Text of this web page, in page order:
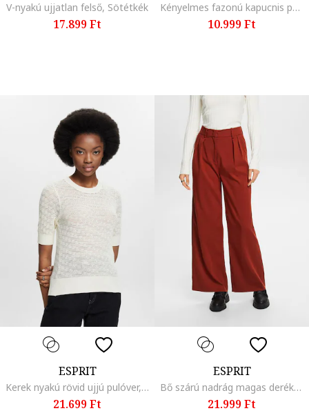
V-nyakú ujjatlan felső, Sötétkék
17.899 Ft
Kényelmes fazonú kapucnis pulóver ejtett ujjakkal, Világosszürke
10.999 Ft
ESPRIT
Kerek nyakú rövid ujjú pulóver, Fehér
21.699 Ft
ESPRIT
Bő szárú nadrág magas derékrésszel, Bordó
21.999 Ft